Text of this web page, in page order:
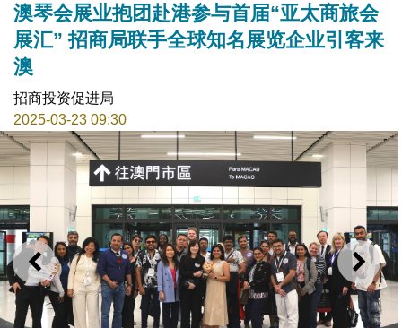
澳琴会展业抱团赴港参与首届“亚太商旅会
展汇” 招商局联手全球知名展览企业引客来
澳
招商投资促进局
2025-03-23 09:30
上一则 下一